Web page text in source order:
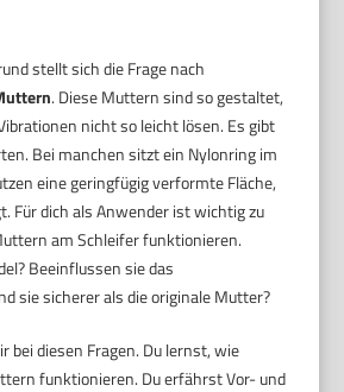
stellt sich die Frage nach
. Diese Muttern sind so gestaltet,
nicht so leicht lösen. Es gibt
Bei manchen sitzt ein Nylonring im
eine geringfügig verformte Fläche,
Für dich als Anwender ist wichtig zu
am Schleifer funktionieren.
Beeinflussen sie das
sie sicherer als die originale Mutter?
bei diesen Fragen. Du lernst, wie
funktionieren. Du erfährst Vor- und